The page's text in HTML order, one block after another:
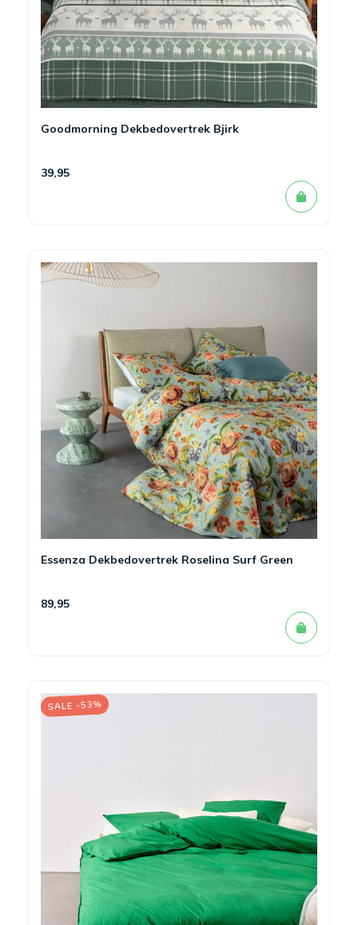
Goodmorning Dekbedovertrek Bjirk
39,95
Essenza Dekbedovertrek Roselina Surf Green
89,95
SALE -53%